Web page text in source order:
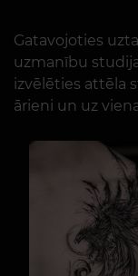
Gatavojoties
uzmanību
izvēlēties attēla
ārieni un uz